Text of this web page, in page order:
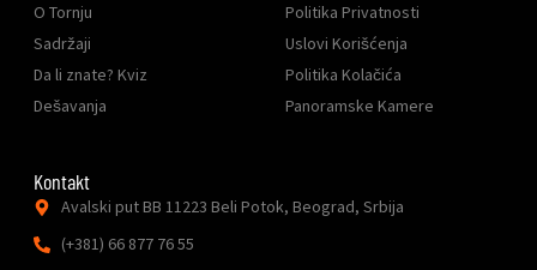
O Tornju
Sadržaji
Da li znate? Kviz
Dešavanja
Politika Privatnosti
Uslovi Korišćenja
Politika Kolačića
Panoramske Kamere
Kontakt
Avalski put BB 11223 Beli Potok, Beograd, Srbija
(+381) 66 877 76 55